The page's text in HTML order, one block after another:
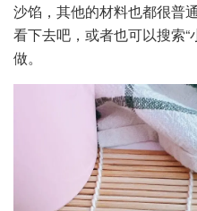
沙馅，其他的材料也都很普
看下去吧，或者也可以搜索
做。